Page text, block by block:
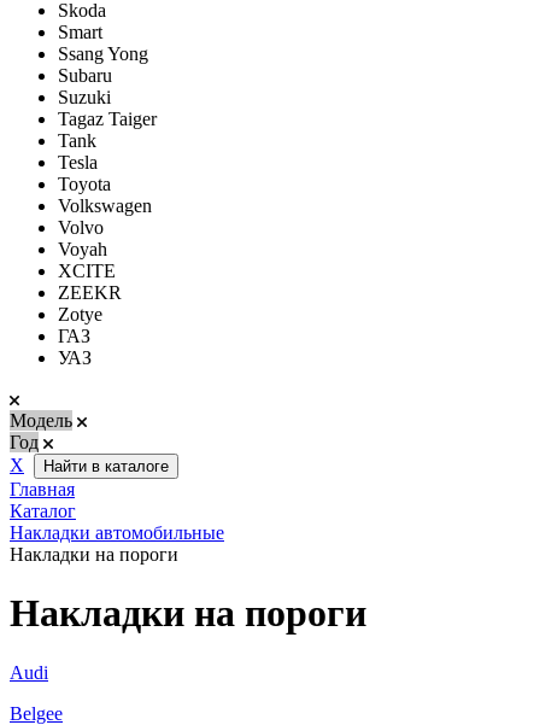
Skoda
Smart
Ssang Yong
Subaru
Suzuki
Tagaz Taiger
Tank
Tesla
Toyota
Volkswagen
Volvo
Voyah
XCITE
ZEEKR
Zotye
ГАЗ
УАЗ
Модель
Год
Х
Найти в каталоге
Главная
Каталог
Накладки автомобильные
Накладки на пороги
Накладки на пороги
Audi
Belgee